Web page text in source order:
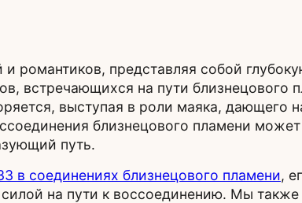
романтиков, представляя собой
встречающихся на пути близнецового
выступая в роли маяка, дающего
близнецового пламени
путь.
в соединениях близнецового пламени,
на пути к воссоединению. Мы